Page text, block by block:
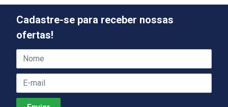
Cadastre-se para receber nossas
ofertas!